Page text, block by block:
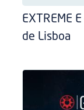
EXTREME
de Lisboa